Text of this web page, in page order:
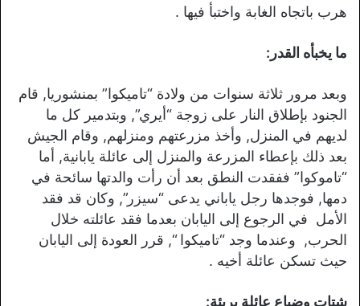
هرب باتجاه الغابة واختبأ فيها .
ما يخبأه القدر:
وبعد مرور ثلاثة سنوات من ولادة “تاميكوا” بمنشوريا, قام
الجنود بإطلاق النار على زوجة “أيري”, وبتدمير كل ما
لديهم في المنزل, وأخذ مزرعتهم ومنزلهم, وقام الجيش
بعد ذلك بإعطاء المزرعة والمنزل إلى عائلة يابانية, أما
“تاموكوا” ففقدت النطق بعد أن رأت والدتها سائحة في
دمها, فوجدها رجل ياباني يدعى “سيزر”, وكان قد فقد
الأمل في الرجوع إلى اليابان بعدما فقد عائلته خلال
الحرب, وعندما وجد “تاميكوا “, قرر العودة إلى اليابان
حيث تسكن عائلة أخيه .
شتات وضياع عائلة بريئة: